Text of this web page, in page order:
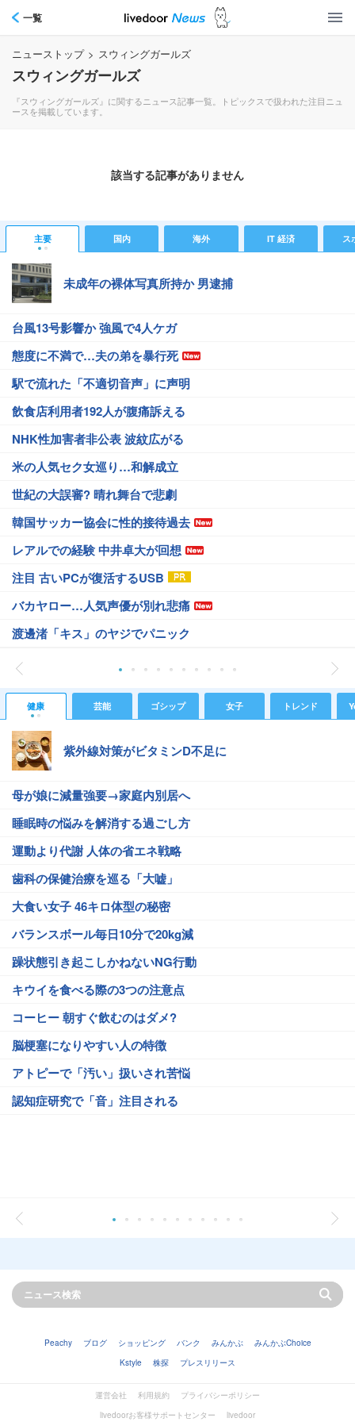
一覧
ニューストップ > スウィングガールズ
スウィングガールズ
『スウィングガールズ』に関するニュース記事一覧。トピックスで扱われた注目ニュ
ースを掲載しています。
該当する記事がありません
主要 国内 海外 IT 経済 ス
未成年の裸体写真所持か 男逮捕
台風13号影響か 強風で4人ケガ
態度に不満で…夫の弟を暴行死
駅で流れた「不適切音声」に声明
飲食店利用者192人が腹痛訴える
NHK性加害者非公表 波紋広がる
米の人気セク女巡り…和解成立
世紀の大誤審? 晴れ舞台で悲劇
韓国サッカー協会に性的接待過去
レアルでの経験 中井卓大が回想
注目 古いPCが復活するUSB
バカヤロー…人気声優が別れ悲痛
渡邊渚「キス」のヤジでパニック
健康 芸能 ゴシップ 女子 トレンド
紫外線対策がビタミンD不足に
母が娘に減量強要→家庭内別居へ
睡眠時の悩みを解消する過ごし方
運動より代謝 人体の省エネ戦略
歯科の保健治療を巡る「大嘘」
大食い女子 46キロ体型の秘密
バランスボール毎日10分で20kg減
躁状態引き起こしかねないNG行動
キウイを食べる際の3つの注意点
コーヒー 朝すぐ飲むのはダメ?
脳梗塞になりやすい人の特徴
アトピーで「汚い」扱いされ苦悩
認知症研究で「音」注目される
Peachy ブログ ショッピング バンク みんかぶ
みんかぶChoice
Kstyle
株探 プレスリリース
運営会社 利用規約
プライバシーポリシー
livedoorお客様サポートセンター
livedoor